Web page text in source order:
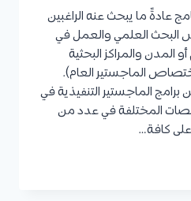
عادةً ما يبحث عنه الراغبين
البحث العلمي والعمل في
المدن والمراكز البحثية
الماجستير العام).
الماجستير التنفيذية في
المختلفة في عدد من
على كافة…